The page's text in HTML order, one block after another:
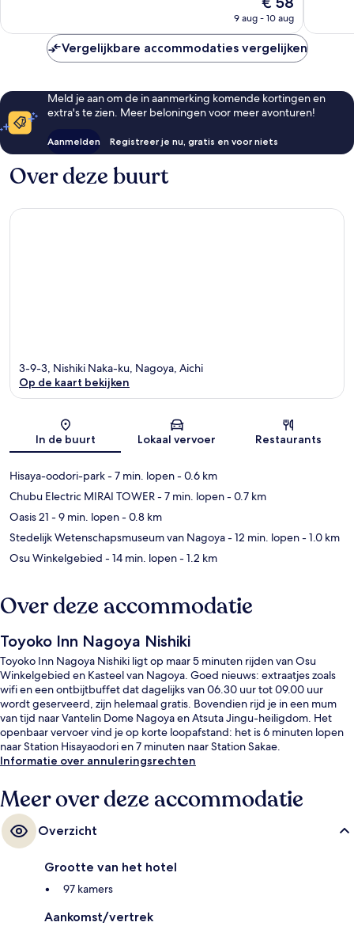
1.003
beoordelingen
prijs
€ 58
9 aug - 10 aug
Vergelijkbare accommodaties vergelijken
Meld je aan om de in aanmerking komende kortingen en
extra's te zien. Meer beloningen voor meer avonturen!
Aanmelden Registreer je nu, gratis en voor niets
Over deze buurt
Kaart
3-9-3, Nishiki Naka-ku, Nagoya, Aichi
Op de kaart bekijken
In de buurt Lokaal vervoer Restaurants
Hisaya-oodori-park- 7 min. lopen- 0.6 km
Chubu Electric MIRAI TOWER- 7 min. lopen- 0.7 km
Oasis 21 - 9 min. lopen- 0.8 km
Stedelijk Wetenschapsmuseum van Nagoya- 12 min. lopen- 1.0 km
Osu Winkelgebied - 14 min. lopen- 1.2 km
Over deze accommodatie
Toyoko Inn Nagoya Nishiki
Toyoko Inn Nagoya Nishiki ligt op maar 5 minuten rijden van Osu
Winkelgebied en Kasteel van Nagoya. Goed nieuws: extraatjes zoals
wifi en een ontbijtbuffet dat dagelijks van 06.30 uur tot 09.00 uur
wordt geserveerd, zijn helemaal gratis. Bovendien rijd je in een mum
van tijd naar Vantelin Dome Nagoya en Atsuta Jingu-heiligdom. Het
openbaar vervoer vind je op korte loopafstand: het is 6 minuten lopen
naar Station Hisayaodori en 7 minuten naar Station Sakae.
Informatie over annuleringsrechten
Meer over deze accommodatie
Overzicht
Grootte van het hotel
97 kamers
Aankomst/vertrek